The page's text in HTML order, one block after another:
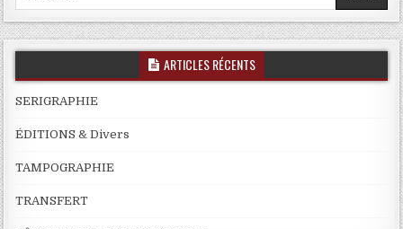
ARTICLES RÉCENTS
SERIGRAPHIE
ÉDITIONS & Divers
TAMPOGRAPHIE
TRANSFERT